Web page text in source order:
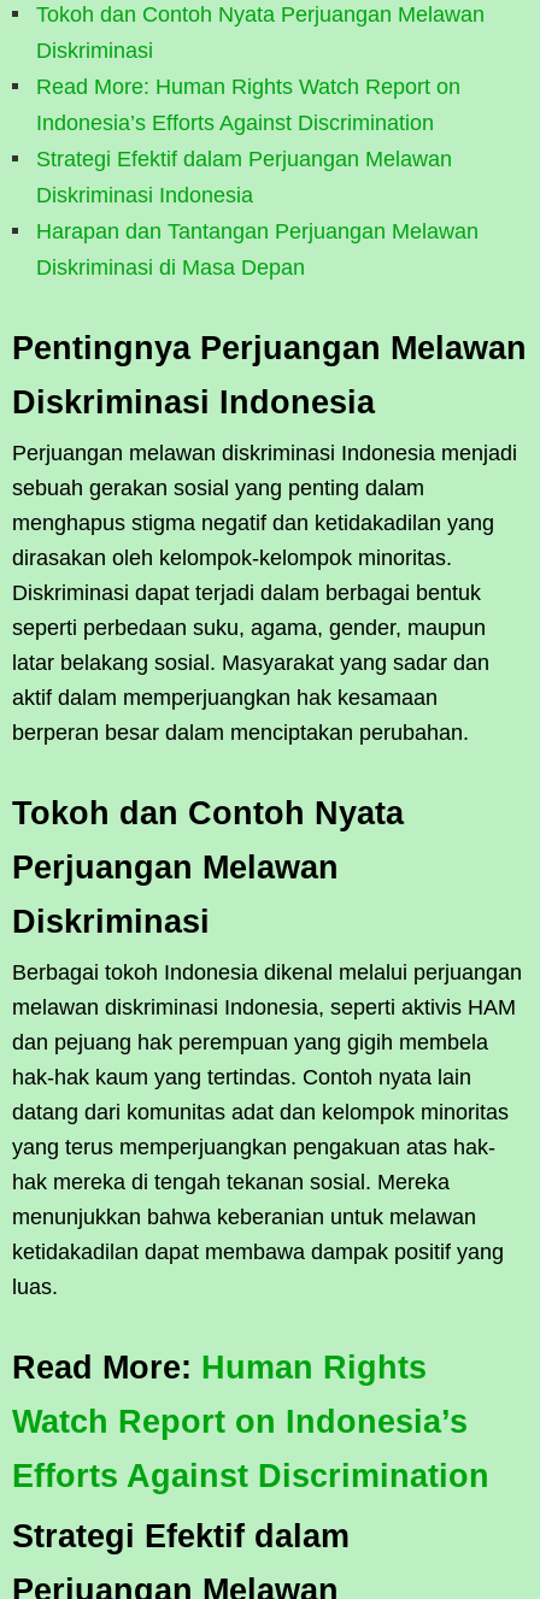
Tokoh dan Contoh Nyata Perjuangan Melawan
Diskriminasi
Read More: Human Rights Watch Report on
Indonesia’s Efforts Against Discrimination
Strategi Efektif dalam Perjuangan Melawan
Diskriminasi Indonesia
Harapan dan Tantangan Perjuangan Melawan
Diskriminasi di Masa Depan
Pentingnya Perjuangan Melawan
Diskriminasi Indonesia
Perjuangan melawan diskriminasi Indonesia menjadi
sebuah gerakan sosial yang penting dalam
menghapus stigma negatif dan ketidakadilan yang
dirasakan oleh kelompok-kelompok minoritas.
Diskriminasi dapat terjadi dalam berbagai bentuk
seperti perbedaan suku, agama, gender, maupun
latar belakang sosial. Masyarakat yang sadar dan
aktif dalam memperjuangkan hak kesamaan
berperan besar dalam menciptakan perubahan.
Tokoh dan Contoh Nyata
Perjuangan Melawan
Diskriminasi
Berbagai tokoh Indonesia dikenal melalui perjuangan
melawan diskriminasi Indonesia, seperti aktivis HAM
dan pejuang hak perempuan yang gigih membela
hak-hak kaum yang tertindas. Contoh nyata lain
datang dari komunitas adat dan kelompok minoritas
yang terus memperjuangkan pengakuan atas hak-
hak mereka di tengah tekanan sosial. Mereka
menunjukkan bahwa keberanian untuk melawan
ketidakadilan dapat membawa dampak positif yang
luas.
Read More: Human Rights
Watch Report on Indonesia’s
Efforts Against Discrimination
Strategi Efektif dalam
Perjuangan Melawan